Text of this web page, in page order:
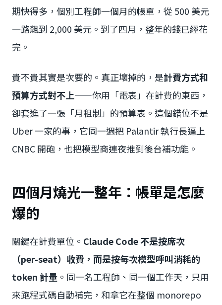
期快得多，個別工程師一個月的帳單，從 500 美元
一路飆到 2,000 美元。到了四月，整年的錢已經花
完。
貴不貴其實是次要的。真正壞掉的，是計費方式和
預算方式對不上——你用「電表」在計費的東西，
卻套進了一張「月租制」的預算表。這個錯位不是
Uber 一家的事，它同一週把 Palantir 執行長逼上
CNBC 開砲，也把模型商連夜推到後台補功能。
四個月燒光一整年：帳單是怎麼
爆的
關鍵在計費單位。 Claude Code 不是按席次
（per-seat）收費，而是按每次模型呼叫消耗的
token 計量 。同一名工程師、同一個工作天，只用
來跑程式碼自動補完，和拿它在整個 monorepo